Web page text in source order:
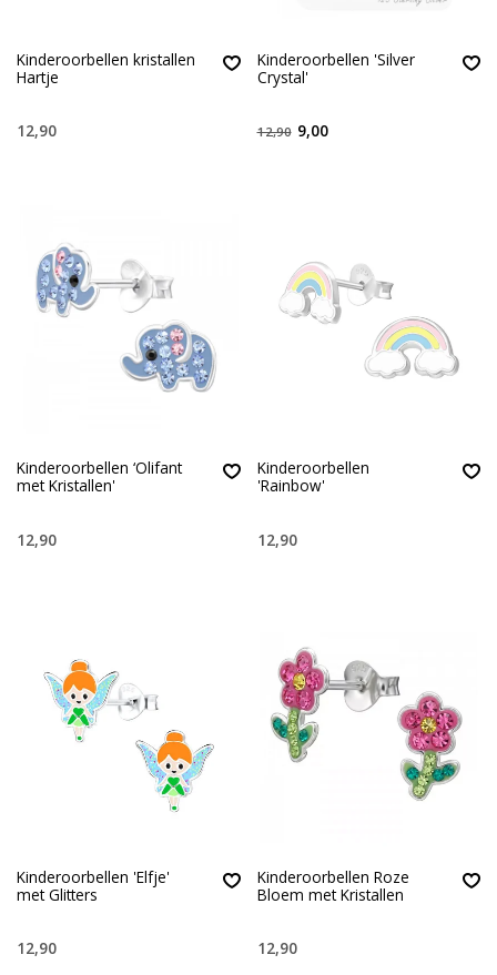
Kinderoorbellen kristallen
Hartje
12,90
Kinderoorbellen 'Silver
Crystal'
12,90 9,00
Kinderoorbellen ‘Olifant
met Kristallen'
12,90
Kinderoorbellen
'Rainbow'
12,90
Kinderoorbellen 'Elfje'
met Glitters
12,90
Kinderoorbellen Roze
Bloem met Kristallen
12,90